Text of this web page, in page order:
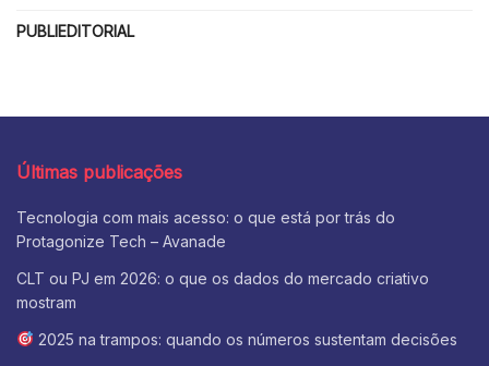
PUBLIEDITORIAL
Últimas publicações
Tecnologia com mais acesso: o que está por trás do
Protagonize Tech – Avanade
CLT ou PJ em 2026: o que os dados do mercado criativo
mostram
2025 na trampos: quando os números sustentam decisões